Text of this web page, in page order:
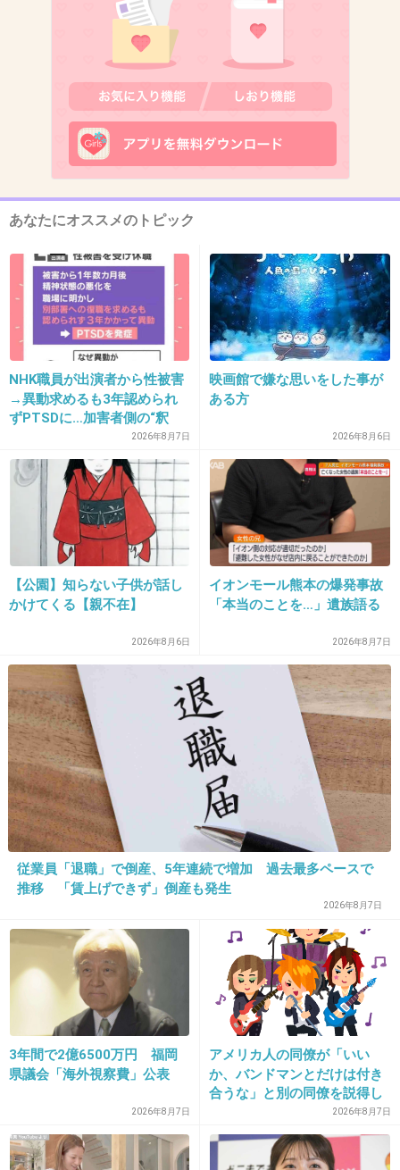
2014/10/08(水) 21:41:04
不倫した人がよく言いそうな言い訳
2014/10/08(水) 21:41:06
こう来た
12. 匿名2014/10/08(水) 21:41:08
ほえ？
んなこたない笑
+170
14. 匿名2014/10/08(水) 21:41:21
アイドル喰いで有名な男みたいじゃん。知らな
かったとか偶然出会ったとかあり得ないと思
う。
乃木坂46・松村紗友理と熱愛報道の集英社
編集者 過去にAKB48メンバーと噂も - ライ
ブドアニュース
news.livedoor.com
乃木坂46の人気メンバー・松村沙友理が妻子ある集英社の編集者・A氏と不
倫していたことが報じられ、大騒動だ。 A氏は今春まで同社が発行する
漫画雑誌「ヤングジャンプ」のグラビア担当で、乃木坂46を起用したこと
があり、“商品に手をつけた”形。この禁断の不倫を報じた「週刊文春」（文
藝春秋）によると、両者は毎週デートを重ね、A氏が松村宅を訪問。ふたり
が路上で抱き合ってキスする写真も掲載された。
＞実際に同社の別の部署に勤務する社員に聞い
たところ、なんと「昨年の秋ごろ、別のAKB48
グループのメンバーと都内のカラオケボックス
に出入りしていたという目撃情報があった」と
いう。
+312 -5
15. 匿名 2014/10/08(水) 21:41:30
あなたにオススメのトピック
NHK職員が出演者から性被害
→異動求めるも3年認められ
ずPTSDに…加害者側の“釈
明”にコラムニスト「納得が
いかない」一方で組織体制の
問題点も指摘
2026年8月7日
映画館で嫌な思いをした事が
ある方
2026年8月6日
【公園】知らない子供が話し
かけてくる【親不在】
2026年8月6日
イオンモール熊本の爆発事故
「本当のことを…」遺族語る
2026年8月7日
従業員「退職」で倒産、5年連続で増加 過去最多ペースで
推移 「賃上げできず」倒産も発生
2026年8月7日
3年間で2億6500万円 福岡
県議会「海外視察費」公表
2026年8月7日
アメリカ人の同僚が「いい
か、バンドマンとだけは付き
合うな」と別の同僚を説得し
ており、そこにフランス人と
イタリア人も参戦した結果こ
2026年8月7日